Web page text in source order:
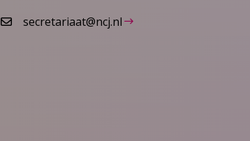
secretariaat@ncj.nl